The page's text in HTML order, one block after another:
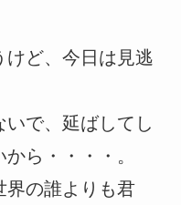
けど、今日は見逃
で、延ばしてし
ら・・・・。
界の誰よりも君